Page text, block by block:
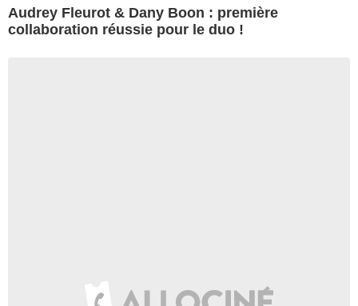
Audrey Fleurot & Dany Boon : première
collaboration réussie pour le duo !